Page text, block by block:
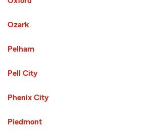
Ozark
Pelham
Pell City
Phenix City
Piedmont